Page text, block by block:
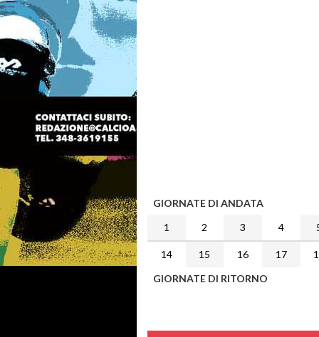
GIORNATE DI ANDATA
1
2 3 4
14 15 16 17
GIORNATE DI RITORNO